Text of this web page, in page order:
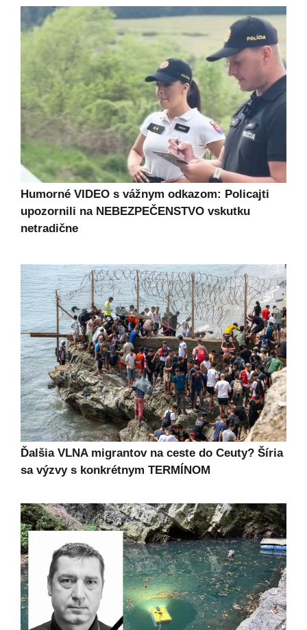
Humorné VIDEO s vážnym odkazom: Policajti
upozornili na NEBEZPEČENSTVO vskutku
netradične
Ďalšia VLNA migrantov na ceste do Ceuty? Šíria
sa výzvy s konkrétnym TERMÍNOM